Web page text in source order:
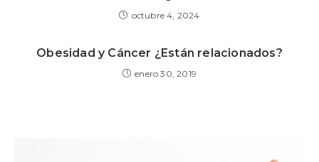
octubre 4, 2024
Obesidad y Cáncer ¿Están relacionados?
enero 30, 2019